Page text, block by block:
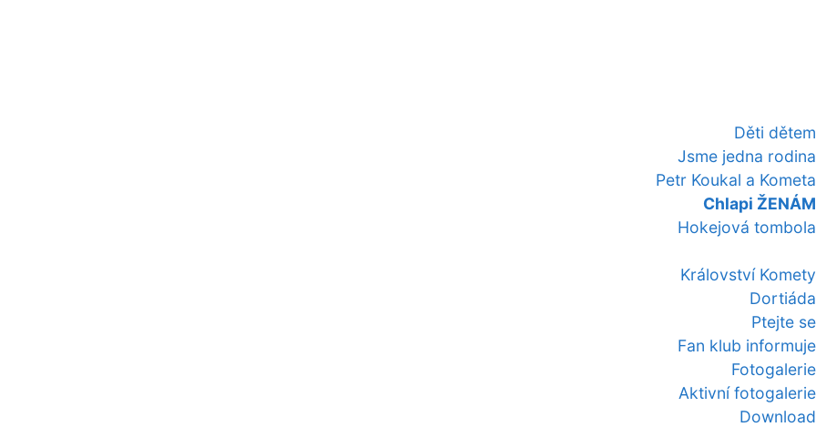
Děti dětem
Jsme jedna rodina
Petr Koukal a Kometa
Chlapi ŽENÁM
Hokejová tombola
Království Komety
Dortiáda
Ptejte se
Fan klub informuje
Fotogalerie
Aktivní fotogalerie
Download